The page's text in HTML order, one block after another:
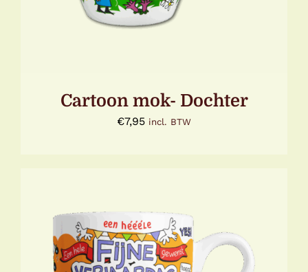
Cartoon mok- Dochter
€7,95 incl. BTW